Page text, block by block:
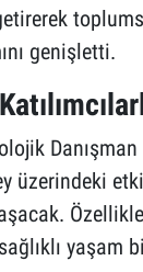
genişletti.
üzerindeki
Özellikle
yaşam